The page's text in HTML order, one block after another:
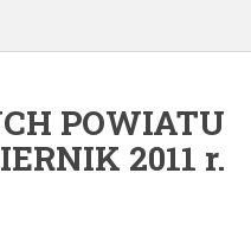
POWIATU
2011 r.